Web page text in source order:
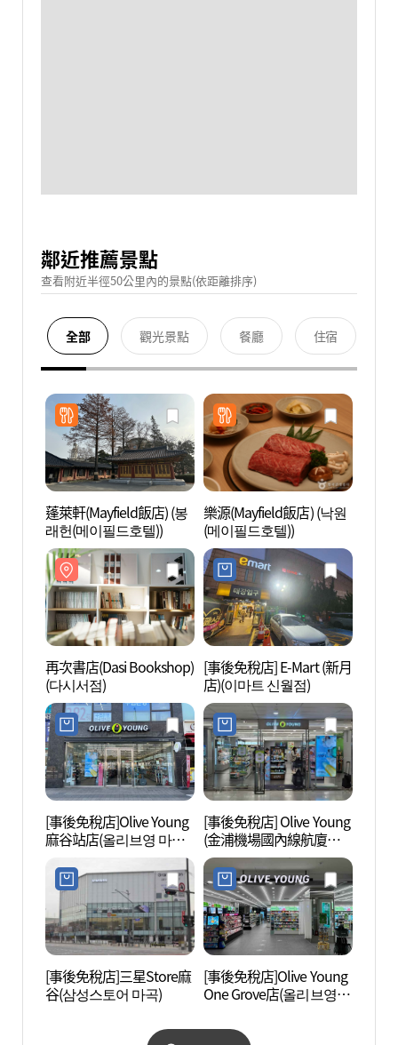
鄰近推薦景點
查看附近半徑50公里內的景點(依距離排序)
全部 觀光景點 餐廳 住宿
蓬萊軒(Mayfield飯店) (봉
래헌(메이필드호텔))
樂源(Mayfield飯店) (낙원
(메이필드호텔))
再次書店(Dasi Bookshop)
(다시서점)
[事後免稅店] E-Mart (新月
店)(이마트 신월점)
[事後免稅店]Olive Young
麻谷站店(올리브영 마곡
[事後免稅店] Olive Young
(金浦機場國內線航廈店)
(올리브영 김포공항국내
선청사점)
[事後免稅店]三星Store麻
谷(삼성스토어 마곡)
[事後免稅店]Olive Young
One Grove店(올리브영 원